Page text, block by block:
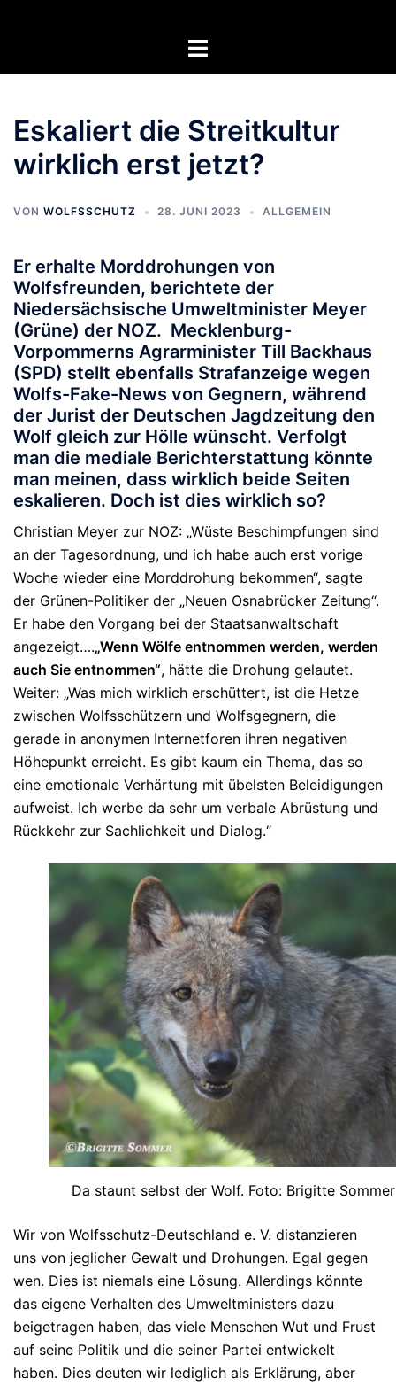
Menü
Eskaliert die Streitkultur
wirklich erst jetzt?
VON WOLFSSCHUTZ 28. JUNI 2023 ALLGEMEIN
Er erhalte Morddrohungen von
Wolfsfreunden, berichtete der
Niedersächsische Umweltminister Meyer
(Grüne) der NOZ. Mecklenburg-
Vorpommerns Agrarminister Till Backhaus
(SPD) stellt ebenfalls Strafanzeige wegen
Wolfs-Fake-News von Gegnern, während
der Jurist der Deutschen Jagdzeitung den
Wolf gleich zur Hölle wünscht. Verfolgt
man die mediale Berichterstattung könnte
man meinen, dass wirklich beide Seiten
eskalieren. Doch ist dies wirklich so?
Christian Meyer zur NOZ: „Wüste Beschimpfungen sind
an der Tagesordnung, und ich habe auch erst vorige
Woche wieder eine Morddrohung bekommen“, sagte
der Grünen-Politiker der „Neuen Osnabrücker Zeitung“.
Er habe den Vorgang bei der Staatsanwaltschaft
angezeigt….„Wenn Wölfe entnommen werden, werden
auch Sie entnommen“, hätte die Drohung gelautet.
Weiter: „Was mich wirklich erschüttert, ist die Hetze
zwischen Wolfsschützern und Wolfsgegnern, die
gerade in anonymen Internetforen ihren negativen
Höhepunkt erreicht. Es gibt kaum ein Thema, das so
eine emotionale Verhärtung mit übelsten Beleidigungen
aufweist. Ich werbe da sehr um verbale Abrüstung und
Rückkehr zur Sachlichkeit und Dialog.“
Da staunt selbst der Wolf. Foto: Brigitte Sommer
Wir von Wolfsschutz-Deutschland e. V. distanzieren
uns von jeglicher Gewalt und Drohungen. Egal gegen
wen. Dies ist niemals eine Lösung. Allerdings könnte
das eigene Verhalten des Umweltministers dazu
beigetragen haben, das viele Menschen Wut und Frust
auf seine Politik und die seiner Partei entwickelt
haben. Dies deuten wir lediglich als Erklärung, aber